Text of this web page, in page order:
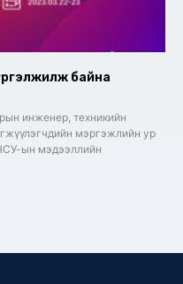
байна
инженер, техникийн
мэргэжлийн ур
ын мэдээллийн